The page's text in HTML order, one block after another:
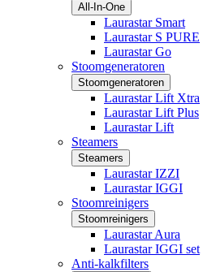
All-In-One
Laurastar Smart
Laurastar S PURE
Laurastar Go
Stoomgeneratoren
Stoomgeneratoren
Laurastar Lift Xtra
Laurastar Lift Plus
Laurastar Lift
Steamers
Steamers
Laurastar IZZI
Laurastar IGGI
Stoomreinigers
Stoomreinigers
Laurastar Aura
Laurastar IGGI set
Anti-kalkfilters